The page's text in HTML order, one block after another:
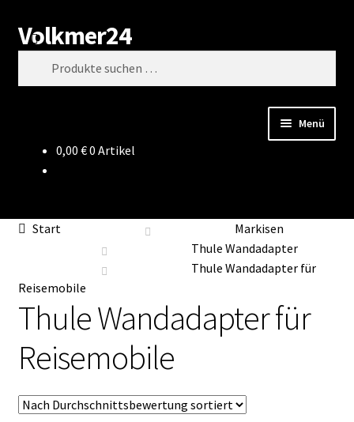
Zur
Navigation
springen
Zum
Inhalt
springen
Volkmer24
Suchen
Menü
Datenschutz
Impressum
Kasse
Mein Konto
0,00 €0 Artikel
Start
Markisen
Thule Wandadapter
Thule Wandadapter für
Reisemobile
Thule Wandadapter für
Reisemobile